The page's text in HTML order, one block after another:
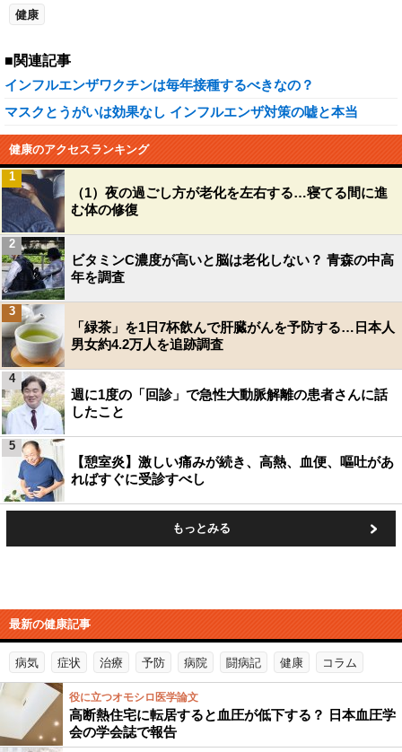
健康
■関連記事
インフルエンザワクチンは毎年接種するべきなの？
マスクとうがいは効果なし インフルエンザ対策の嘘と本当
健康のアクセスランキング
（1）夜の過ごし方が老化を左右する…寝てる間に進
む体の修復
1
ビタミンC濃度が高いと脳は老化しない？ 青森の中高
年を調査
2
「緑茶」を1日7杯飲んで肝臓がんを予防する…日本人
男女約4.2万人を追跡調査
3
週に1度の「回診」で急性大動脈解離の患者さんに話
したこと
4
【憩室炎】激しい痛みが続き、高熱、血便、嘔吐があ
ればすぐに受診すべし
5
もっとみる
最新の健康記事
病気 症状 治療 予防 病院 闘病記 健康 コラム
役に立つオモシロ医学論文
高断熱住宅に転居すると血圧が低下する？ 日本血圧学
会の学会誌で報告